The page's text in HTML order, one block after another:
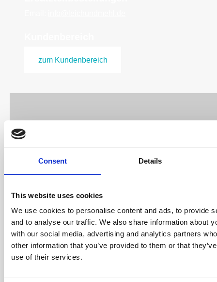
Consent Details
This website uses cookies
We use cookies to personalise content and ads, to provide
and to analyse our traffic. We also share information about
with our social media, advertising and analytics partners
other information that you’ve provided to them or that
use of their services.
zum Kundenbereich
⋯
Pleaseaccept marketing cookies